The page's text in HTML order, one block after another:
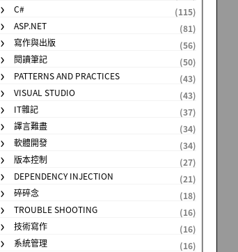
C#
(115)
ASP.NET
(81)
寫作與出版
(56)
閱讀筆記
(50)
PATTERNS AND PRACTICES
(43)
VISUAL STUDIO
(43)
IT雜記
(37)
譯言難盡
(34)
軟體開發
(34)
版本控制
(27)
DEPENDENCY INJECTION
(21)
碎碎念
(18)
TROUBLE SHOOTING
(16)
技術寫作
(16)
系統管理
(16)